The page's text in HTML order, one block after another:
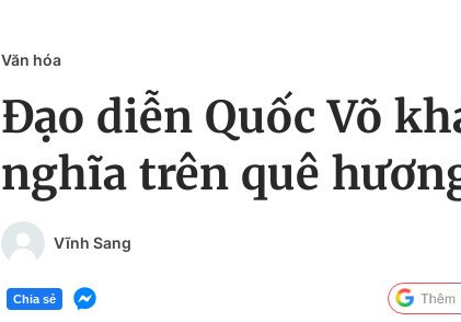
Văn hóa
Đạo diễn Quốc Võ
nghĩa trên quê
Vĩnh Sang
Chia sẻ